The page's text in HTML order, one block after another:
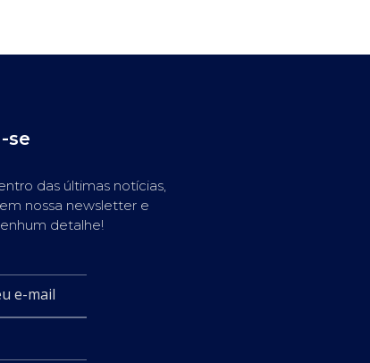
se
das últimas notícias,
nossa newsletter e
detalhe!